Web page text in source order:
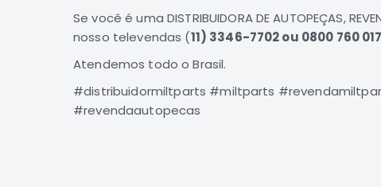
Se você é uma DISTRIBUIDORA DE AUTOPEÇAS,
nosso televendas (11) 3346-7702 ou 0800 760
Atendemos todo o Brasil.
#distribuidormiltparts #miltparts
#revendaautopecas